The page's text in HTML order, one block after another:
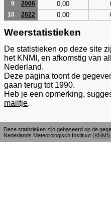
9 2006 0,00
10 2022 0,00
Weerstatistieken
De statistieken op deze site
het KNMI, en afkomstig van
Nederland.
Deze pagina toont de
gaan terug tot 1990.
Heb je een opmerking,
mailtje.
Deze statistieken zijn gebaseerd op de
Nederlands Meteorologisch Instituut (KNMI).